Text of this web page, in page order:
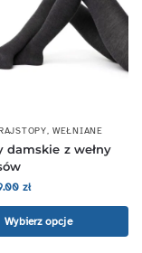
,WEŁNIANE
damskie z wełny
zł
Wybierz opcje